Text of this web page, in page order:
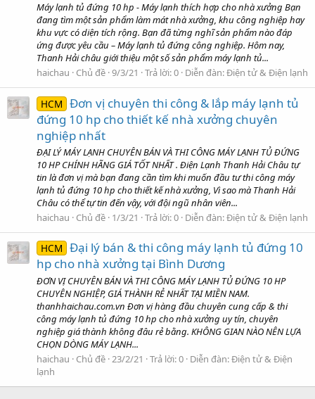
Máy lạnh tủ đứng 10 hp - Máy lạnh thích hợp cho nhà xưởng Bạn
đang tìm một sản phẩm làm mát nhà xưởng, khu công nghiệp hay
khu vực có diện tích rộng. Bạn đã từng nghĩ sản phẩm nào đáp
ứng được yêu cầu – Máy lạnh tủ đứng công nghiệp. Hôm nay,
Thanh Hải châu giới thiệu một số sản phẩm máy lạnh tủ...
haichau
Chủ đề 9/3/21 Trả lời: 0 Diễn đàn:Điện tử & Điện lạnh
HCM Đơn vị chuyên thi công & lắp máy lạnh tủ
đứng 10 hp cho thiết kế nhà xưởng chuyên
nghiệp nhất
ĐẠI LÝ MÁY LẠNH CHUYÊN BÁN VÀ THI CÔNG MÁY LẠNH TỦ ĐỨNG
10 HP CHÍNH HÃNG GIÁ TỐT NHẤT . Điện Lạnh Thanh Hải Châu tự
tin là đơn vị mà bạn đang cần tìm khi muốn đầu tư thi công máy
lạnh tủ đứng 10 hp cho thiết kế nhà xưởng, Vì sao mà Thanh Hải
Châu có thể tự tin đến vậy, với đội ngũ nhân viên...
haichau
Chủ đề 1/3/21 Trả lời: 0 Diễn đàn:Điện tử & Điện lạnh
HCM Đại lý bán & thi công máy lạnh tủ đứng 10
hp cho nhà xưởng tại Bình Dương
ĐƠN VỊ CHUYÊN BÁN VÀ THI CÔNG MÁY LẠNH TỦ ĐỨNG 10 HP
CHUYÊN NGHIỆP, GIÁ THÀNH RẺ NHẤT TẠI MIỀN NAM.
thanhhaichau.com.vn Đơn vị hàng đầu chuyên cung cấp & thi
công máy lạnh tủ đứng 10 hp cho nhà xưởng uy tín, chuyên
nghiệp giá thành không đâu rẻ bằng. KHÔNG GIAN NÀO NÊN LỰA
CHỌN DÒNG MÁY LẠNH...
haichau
Chủ đề 23/2/21 Trả lời: 0 Diễn đàn:Điện tử & Điện
lạnh